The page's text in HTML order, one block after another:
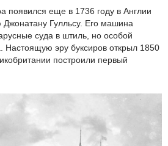
появился еще в 1736 году в Англии
Джонатану Гулльсу. Его машина
суда в штиль, но особой
Настоящую эру буксиров открыл 1850
построили первый